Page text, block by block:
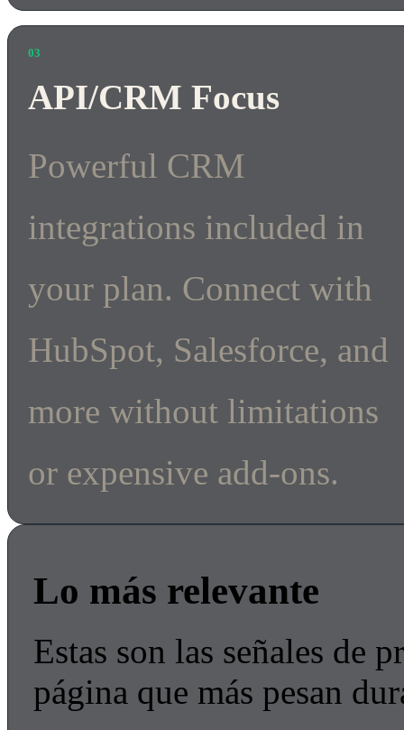
03
API/CRM Focus
Powerful CRM
integrations included in
your plan. Connect with
HubSpot, Salesforce, and
more without limitations
or expensive add-ons.
Lo más relevante
Estas son las señales de
página que más pesan